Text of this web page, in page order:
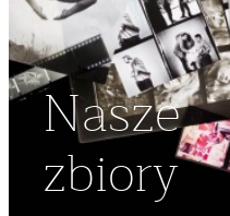
Nasze
zbiory